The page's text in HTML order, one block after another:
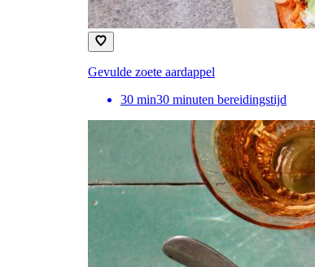
Gevulde zoete aardappel
30 min30 minuten bereidingstijd